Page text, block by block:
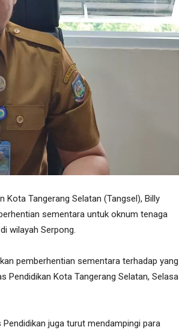
Kota Tangerang Selatan (Tangsel), Billy
sementara untuk oknum tenaga
wilayah Serpong.
pemberhentian sementara terhadap yang
Pendidikan Kota Tangerang Selatan, Selasa
juga turut mendampingi para